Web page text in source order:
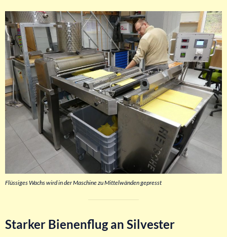
Flüssiges Wachs wird in der Maschine zu Mittelwänden gepresst
Starker Bienenflug an Silvester